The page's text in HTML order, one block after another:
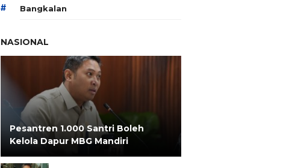
# Bangkalan
NASIONAL
Pesantren 1.000 Santri Boleh
Kelola Dapur MBG Mandiri